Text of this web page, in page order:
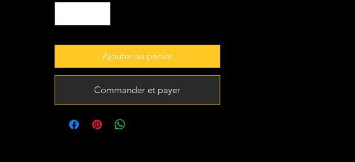
Ajouter au panier
Commander et payer